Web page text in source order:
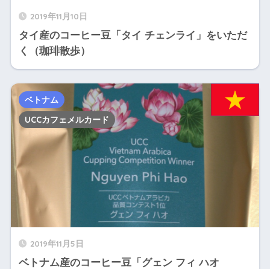
2019年11月10日
タイ産のコーヒー豆「タイ チェンライ」をいただ
く（珈琲散歩）
2019年11月5日
ベトナム産のコーヒー豆「グェン フィ ハオ
ベトナム
UCCカフェメルカード